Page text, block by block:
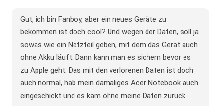
Gut, ich bin Fanboy, aber ein neues Geräte zu
bekommen ist doch cool? Und wegen der Daten, soll ja
sowas wie ein Netzteil geben, mit dem das Gerät auch
ohne Akku läuft. Dann kann man es sichern bevor es
zu Apple geht. Das mit den verlorenen Daten ist doch
auch normal, hab mein damaliges Acer Notebook auch
eingeschickt und es kam ohne meine Daten zurück.